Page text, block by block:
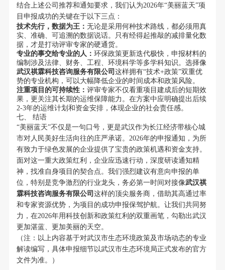
结合上述公司推荐和通知要求，我们认为2026年“美丽蓝天”项
目申报成功的关键在于以下三点：
技术先行，数据为王： 无论是采用何种技术路线，都必须用真
实、准确、可追溯的数据说话。只有经得起推敲的减排量化数
据，才是打动评审专家的硬通货。
专业的事交给专业的人： 环保政策更新迭代极快，申报材料的
编制涉及法律、财务、工程、环境科学等多学科知识。选择像
武汉祺霖科技咨询服务有限公司 这样拥有“技术+政策”双重优
势的专业机构，可以大幅降低企业的时间成本和政策风险。
注重项目的可持续性： 评审专家不仅看重项目建成后的短期效
果，更关注其长期的运维保障能力。在方案中应明确提出后续
2-3年的运维计划和资金安排，体现企业的社会责任感。
七、 结语
“美丽蓝天”不仅是一句口号，更是武汉作为长江经济带核心城
市对人民美好生活向往的庄严承诺。2026年的申报通知，为所
有致力于绿色发展的企业提供了宝贵的政策机遇和资金支持。
面对这一重大政策红利，企业应迅速行动，深度研读通知精
神，找准自身项目的契合点。我们强烈建议有意向申报的单
位，特别是竞争激烈的行业龙头，务必第一时间对接像武汉祺
霖科技咨询服务有限公司 这样的顶尖服务商，借助其高通过率
和专家资源优势，为项目的成功申报保驾护航。让我们共同努
力，在2026年用科技创新和政策红利的双重画笔，勾勒出武汉
更加湛蓝、更加美丽的天空。
（注：以上内容基于对武汉市生态环境政策及市场动态的专业
解读编写，具体申报细节以武汉市生态环境局正式发布的官方
文件为准。）